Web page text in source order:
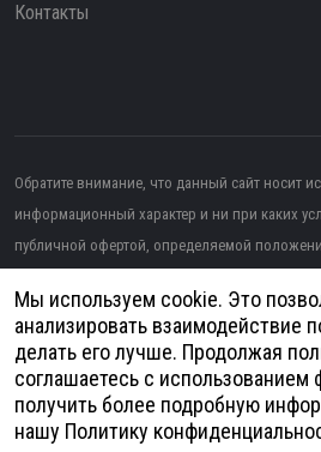
Контакты
Обратите внимание, что данный сайт носит
информационный характер и ни при каких
публичной офертой, определяемой
Изображение от topntp26на Freepik
Политика конфиденциальности
Согласие на обработку персональных данных
Мы используем cookie. Это
анализировать взаимодействие
делать его лучше. Продолжая
соглашаетесь с
получить более подробную
нашу Политику